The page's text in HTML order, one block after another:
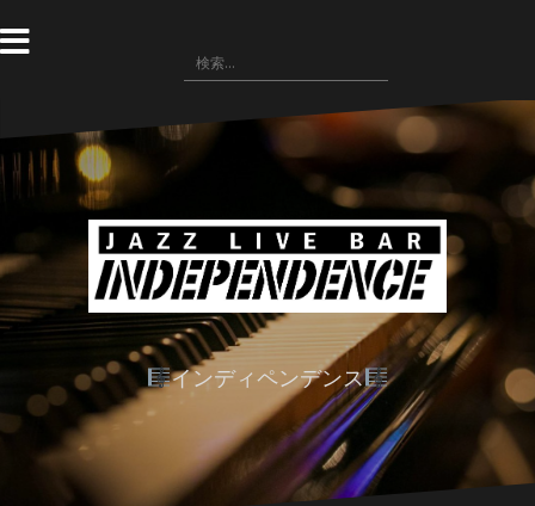
ン
テ
へ
ス
検
索:
インディペンデンス